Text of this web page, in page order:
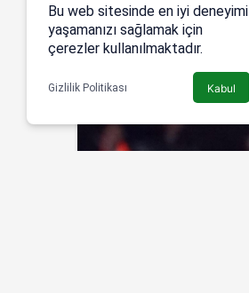
Bu web sitesinde en iyi deneyimi
yaşamanızı sağlamak için
çerezler kullanılmaktadır.
Gizlilik Politikası Kabul